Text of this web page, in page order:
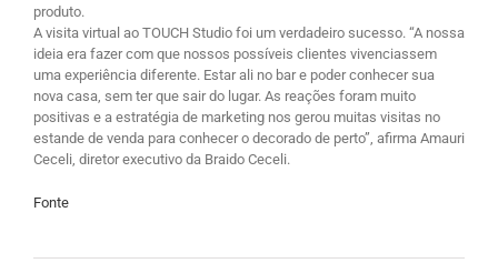
produto.
A visita virtual ao TOUCH Studio foi um verdadeiro sucesso. “A nossa
ideia era fazer com que nossos possíveis clientes vivenciassem
uma experiência diferente. Estar ali no bar e poder conhecer sua
nova casa, sem ter que sair do lugar. As reações foram muito
positivas e a estratégia de marketing nos gerou muitas visitas no
estande de venda para conhecer o decorado de perto”, afirma Amauri
Ceceli, diretor executivo da Braido Ceceli.
Fonte